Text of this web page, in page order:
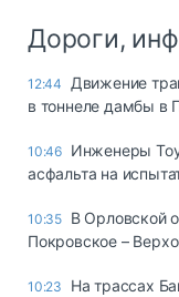
Дороги,
12:44
Движение
в тоннеле дамбы в
10:46 Инженеры
асфальта на
10:35 В Орловской
Покровское –
10:23
На трассах